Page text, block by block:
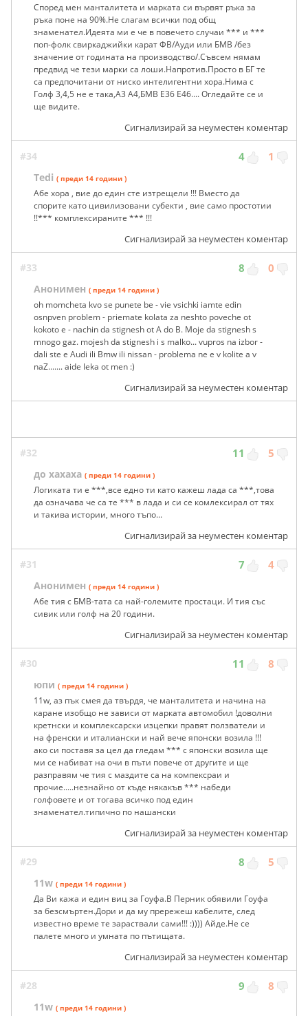
Според мен манталитета и марката си вървят ръка за
ръка поне на 90%.Не слагам всички под общ
знаменател.Идеята ми е че в повечето случаи *** и ***
поп-фолк свиркаджийки карат ФВ/Ауди или БМВ /без
значение от годината на производство/.Съвсем нямам
предвид че тези марки са лоши.Напротив.Просто в БГ те
са предпочитани от ниско интелигентни хора.Нима с
Голф 3,4,5 не е така,А3 А4,БМВ Е36 Е46.... Огледайте се и
ще видите.
Сигнализирай за неуместен коментар
#34 4 1
Tedi ( преди 14 години )
Абе хора , вие до един сте изтрещели !!! Вместо да
спорите като цивилизовани субекти , вие само простотии
!!*** комплексираните *** !!!
Сигнализирай за неуместен коментар
#33 8 0
Анонимен ( преди 14 години )
oh momcheta kvo se punete be - vie vsichki iamte edin
osnpven problem - priemate kolata za neshto poveche ot
kokoto e - nachin da stignesh ot A do B. Moje da stignesh s
mnogo gaz. mojesh da stignesh i s malko... vupros na izbor -
dali ste e Audi ili Bmw ili nissan - problema ne e v kolite a v
naZ....... aide leka ot men :)
Сигнализирай за неуместен коментар
#32 11 5
до хахаха ( преди 14 години )
Логиката ти е ***,все едно ти като кажеш лада са ***,това
да означава че са те *** в лада и си се комлексирал от тях
и такива истории, много тъпо...
Сигнализирай за неуместен коментар
#31 7 4
Анонимен ( преди 14 години )
Абе тия с БМВ-тата са най-големите простаци. И тия със
сивик или голф на 20 години.
Сигнализирай за неуместен коментар
#30 11 8
юпи ( преди 14 години )
11w, аз пък смея да твърдя, че манталитета и начина на
каране изобщо не зависи от марката автомобил !доволни
кретнски и комплексарски изцепки правят ползватели и
на френски и италиански и най вече японски возила !!!
ако си поставя за цел да гледам *** с японски возила ще
ми се набиват на очи в пъти повече от другите и ще
разправям че тия с маздите са на компексраи и
прочие.....незнайно от къде някакъв *** набеди
голфовете и от тогава всичко под един
знаменател.типично по нашански
Сигнализирай за неуместен коментар
#29 8 5
11w ( преди 14 години )
Да Ви кажа и един виц за Гоуфа.В Перник обявили Гоуфа
за безсмъртен.Дори и да му прережеш кабелите, след
известно време те зараствали сами!!! :)))) Айде.Не се
палете много и умната по пътищата.
Сигнализирай за неуместен коментар
#28 9 8
11w ( преди 14 години )